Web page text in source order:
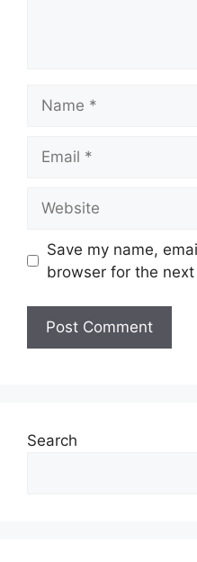
Save my name,
browser for the
Search